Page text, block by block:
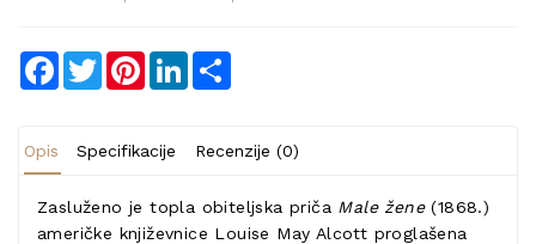
Facebook
TwitterPinterestLinkedIn
Opis Specifikacije Recenzije (0)
Zasluženo je topla obiteljska priča Male žene(1868.)
američke književnice Louise May Alcott proglašena